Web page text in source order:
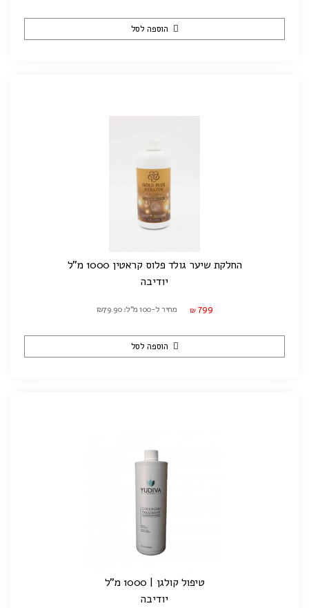
הוספה לסל
החלקת שיער גולד פלוס קראטין 1000 מ"ל
יודיבה
₪ 799 מחיר ל-100 מ"ל: ₪79.90
הוספה לסל
טיפול קולגן | 1000 מ"ל
יודיבה